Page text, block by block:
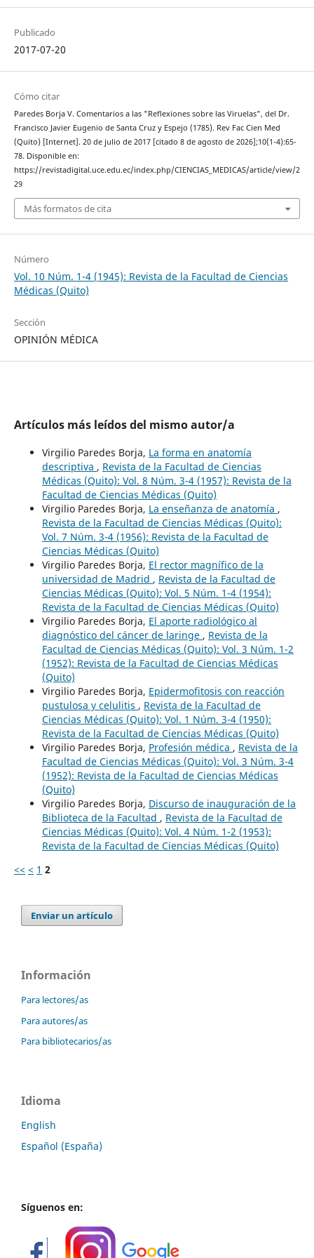
Publicado
2017-07-20
Cómo citar
Paredes Borja V. Comentarios a las "Reflexiones sobre las Viruelas", del Dr.
Francisco Javier Eugenio de Santa Cruz y Espejo (1785). Rev Fac Cien Med
(Quito) [Internet]. 20 de julio de 2017 [citado 8 de agosto de 2026];10(1-4):65-
78. Disponible en:
https://revistadigital.uce.edu.ec/index.php/CIENCIAS_MEDICAS/article/view/2
29
Más formatos de cita
Número
Vol. 10 Núm. 1-4 (1945): Revista de la Facultad de Ciencias
Médicas (Quito)
Sección
OPINIÓN MÉDICA
Artículos más leídos del mismo autor/a
Virgilio Paredes Borja, La forma en anatomía
descriptiva , Revista de la Facultad de Ciencias
Médicas (Quito): Vol. 8 Núm. 3-4 (1957): Revista de la
Facultad de Ciencias Médicas (Quito)
Virgilio Paredes Borja, La enseñanza de anatomía ,
Revista de la Facultad de Ciencias Médicas (Quito):
Vol. 7 Núm. 3-4 (1956): Revista de la Facultad de
Ciencias Médicas (Quito)
Virgilio Paredes Borja, El rector magnífico de la
universidad de Madrid , Revista de la Facultad de
Ciencias Médicas (Quito): Vol. 5 Núm. 1-4 (1954):
Revista de la Facultad de Ciencias Médicas (Quito)
Virgilio Paredes Borja, El aporte radiológico al
diagnóstico del cáncer de laringe , Revista de la
Facultad de Ciencias Médicas (Quito): Vol. 3 Núm. 1-2
(1952): Revista de la Facultad de Ciencias Médicas
(Quito)
Virgilio Paredes Borja, Epidermofitosis con reacción
pustulosa y celulitis , Revista de la Facultad de
Ciencias Médicas (Quito): Vol. 1 Núm. 3-4 (1950):
Revista de la Facultad de Ciencias Médicas (Quito)
Virgilio Paredes Borja, Profesión médica , Revista de la
Facultad de Ciencias Médicas (Quito): Vol. 3 Núm. 3-4
(1952): Revista de la Facultad de Ciencias Médicas
(Quito)
Virgilio Paredes Borja, Discurso de inauguración de la
Biblioteca de la Facultad , Revista de la Facultad de
Ciencias Médicas (Quito): Vol. 4 Núm. 1-2 (1953):
Revista de la Facultad de Ciencias Médicas (Quito)
<< < 1 2
Enviar un artículo
Información
Para lectores/as
Para autores/as
Para bibliotecarios/as
Idioma
English
Español (España)
Síguenos en: